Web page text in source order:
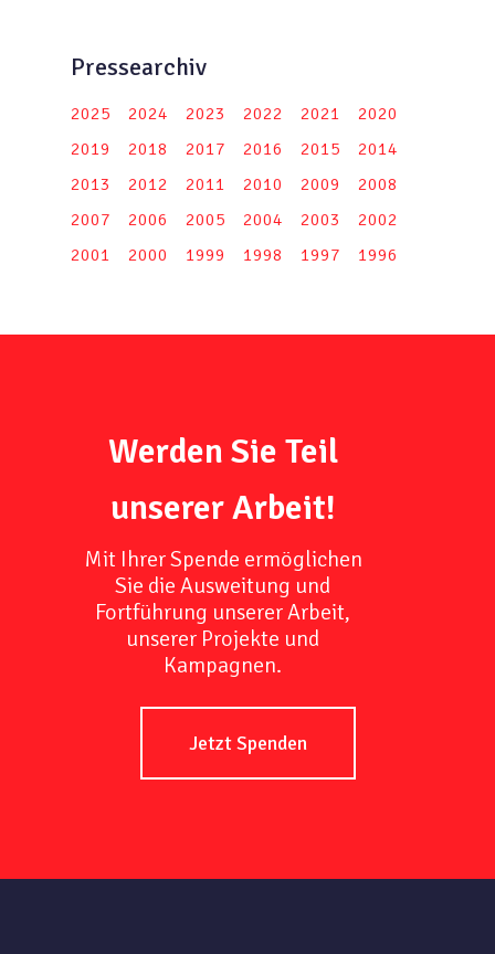
Pressearchiv
2025 2024 2023 2022 2021
2020
2019
2018 2017 2016 2015
2014
2013
2012 2011 2010 2009
2008
2007
2006 2005 2004 2003
2002
2001
2000 1999 1998 1997 1996
Werden Sie Teil
unserer Arbeit!
Mit Ihrer Spende ermöglichen
Sie die Ausweitung und
Fortführung unserer Arbeit,
unserer Projekte und
Kampagnen.
Jetzt Spenden